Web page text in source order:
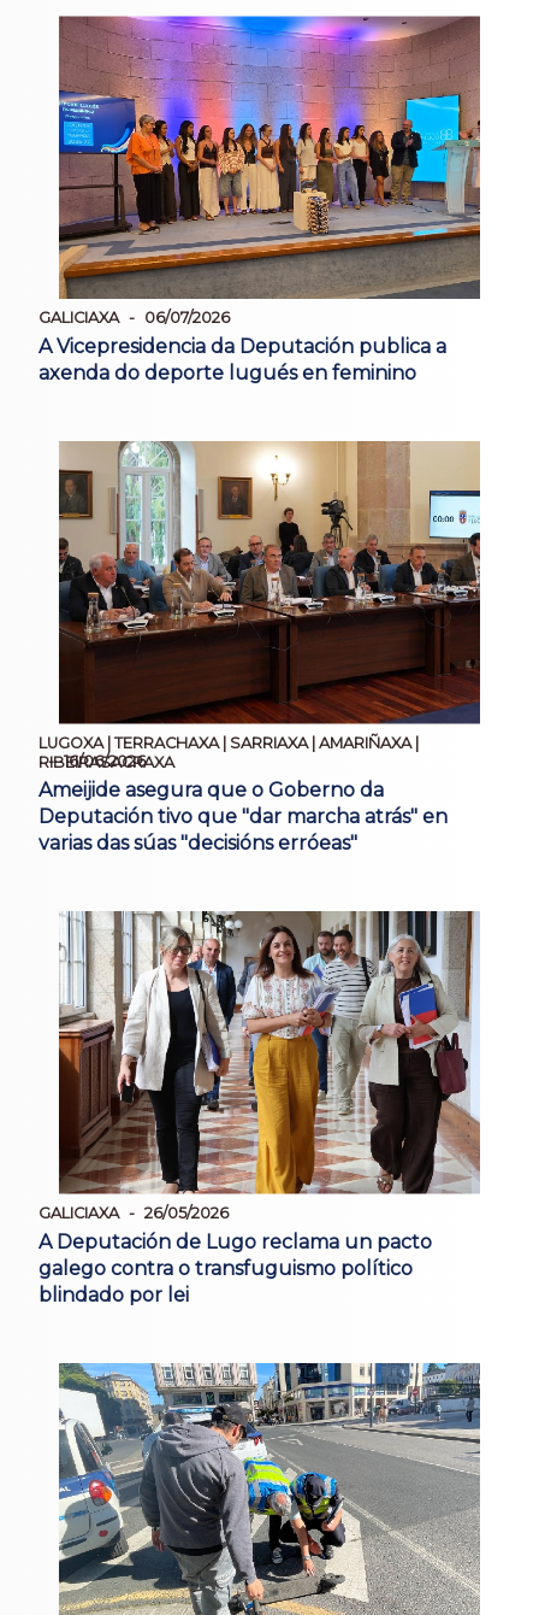
GALICIAXA 06/07/2026
A Vicepresidencia da Deputación publica a
axenda do deporte lugués en feminino
LUGOXA | TERRACHAXA | SARRIAXA | AMARIÑAXA |
RIBEIRASACRAXA
16/06/2026
Ameijide asegura que o Goberno da
Deputación tivo que "dar marcha atrás" en
varias das súas "decisións erróeas"
GALICIAXA 26/05/2026
A Deputación de Lugo reclama un pacto
galego contra o transfuguismo político
blindado por lei